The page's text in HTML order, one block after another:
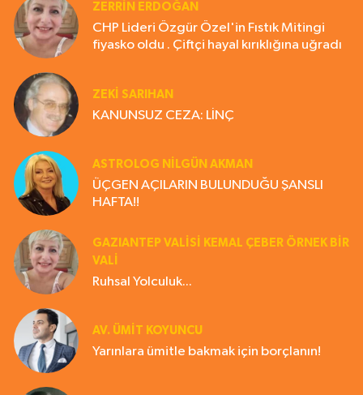
ZERRIN ERDOĞAN
CHP Lideri Özgür Özel'in Fıstık Mitingi
fiyasko oldu . Çiftçi hayal kırıklığına uğradı
ZEKI SARIHAN
KANUNSUZ CEZA: LİNÇ
ASTROLOG NILGÜN AKMAN
ÜÇGEN AÇILARIN BULUNDUĞU ŞANSLI
HAFTA!!
GAZIANTEP VALISI KEMAL ÇEBER ÖRNEK BİR
VALİ
Ruhsal Yolculuk...
AV. ÜMIT KOYUNCU
Yarınlara ümitle bakmak için borçlanın!